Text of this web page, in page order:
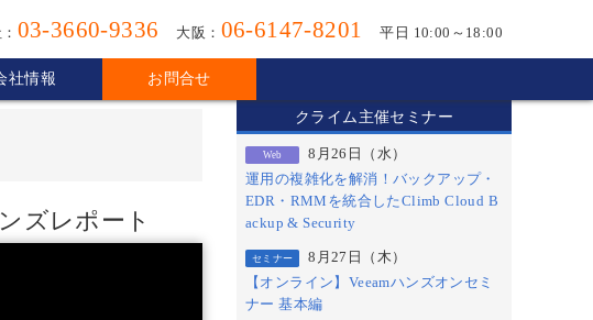
03-3660-9336 大阪： 06-6147-8201 平日 10:00～18:00
社情報 お問合せ
ズレポート
クライム主催セミナー
Web
8月26日（水）
運用の複雑化を解消！バックアップ・
EDR・RMMを統合したClimb Cloud B
ackup & Security
セミナー
8月27日（木）
【オンライン】Veeamハンズオンセミ
ナー 基本編